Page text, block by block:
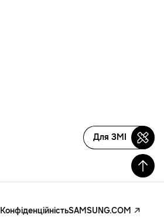
Для ЗМІ
КонфіденційністьSAMSUNG.COM